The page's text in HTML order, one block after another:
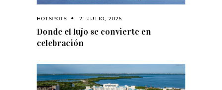
HOTSPOTS 21 JULIO, 2026
Donde el lujo se convierte en
celebración